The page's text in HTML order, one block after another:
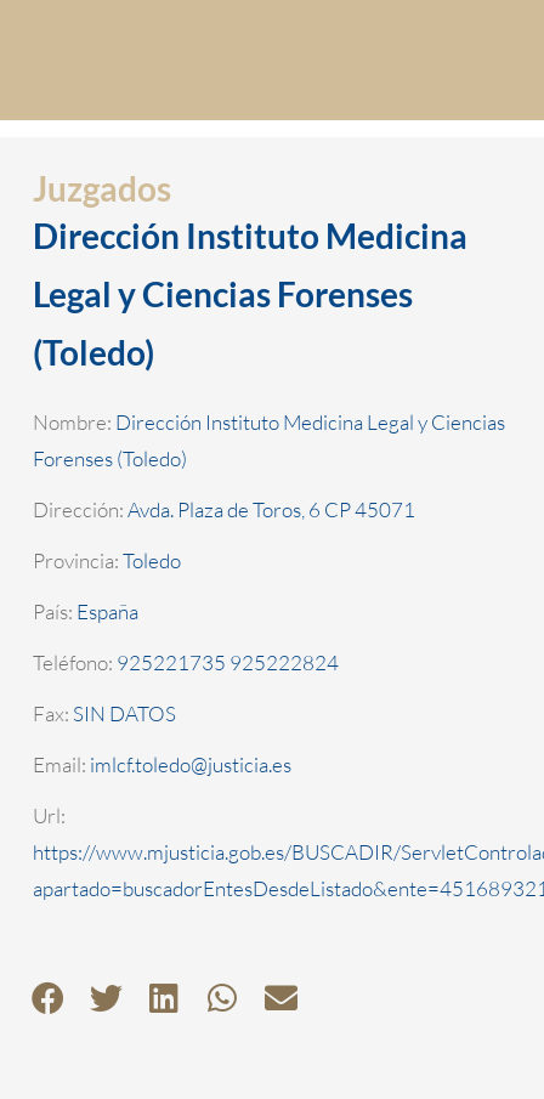
Juzgados
Dirección Instituto Medicina
Legal y Ciencias Forenses
(Toledo)
Nombre: Dirección Instituto Medicina Legal y Ciencias
Forenses (Toledo)
Dirección:Avda. Plaza de Toros, 6 CP 45071
Provincia:Toledo
País: España
Teléfono: 925221735 925222824
Fax: SIN DATOS
Email: imlcf.toledo@justicia.es
Url:
https://www.mjusticia.gob.es/BUSCADIR/